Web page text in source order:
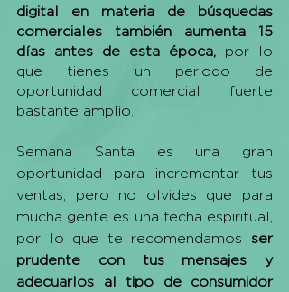
digital en materia de búsquedas
comerciales también aumenta 15
días antes de esta época, por lo
que tienes un periodo de
oportunidad comercial fuerte
bastante amplio.
Semana Santa es una gran
oportunidad para incrementar tus
ventas, pero no olvides que para
mucha gente es una fecha espiritual,
por lo que te recomendamos ser
prudente con tus mensajes y
adecuarlos al tipo de consumidor